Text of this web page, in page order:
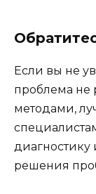
Если вы не
проблема
методами,
решения